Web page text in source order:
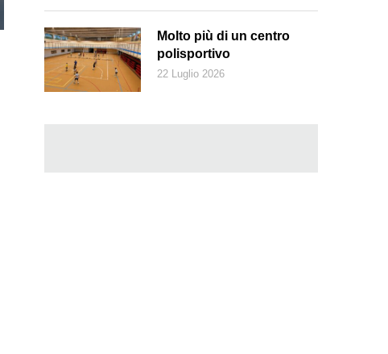
Il pianista italiano Maurizio Pollini (Marka)
Molto più di un centro
polisportivo
22 Luglio 2026